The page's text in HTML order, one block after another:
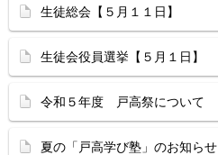
生徒総会【５月１１日】
生徒会役員選挙【５月１日】
令和５年度 戸高祭について
夏の「戸高学び塾」のお知らせ